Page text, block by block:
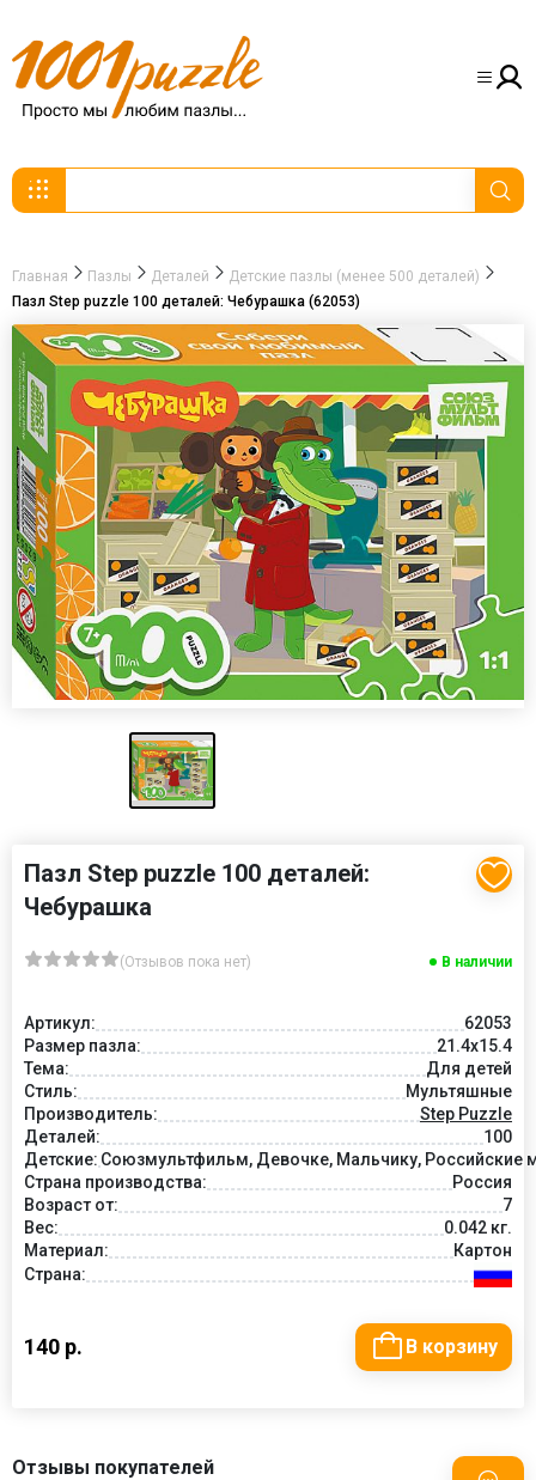
Главная Пазлы Деталей
Детские пазлы (менее 500 деталей)
Пазл Step puzzle 100 деталей: Чебурашка (62053)
Пазл Step puzzle 100 деталей:
Чебурашка
(Отзывов пока нет) В наличии
Артикул:
62053
Размер пазла:
21.4x15.4
Тема:
Для детей
Стиль:
Мультяшные
Производитель:
Step Puzzle
Деталей:
100
Детские: Союзмультфильм, Девочке, Мальчику, Российские
Страна производства:
Россия
Возраст от:
7
Вес:
0.042 кг.
Материал:
Картон
Страна:
140 р. В корзину
Отзывы покупателей